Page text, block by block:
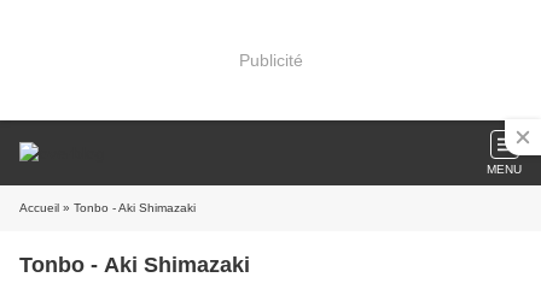
Publicité
MENU
Accueil » Tonbo - Aki Shimazaki
Tonbo - Aki Shimazaki